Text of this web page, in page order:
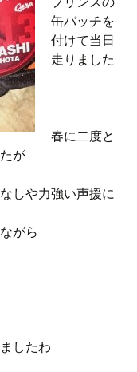
缶バッチを
付けて当日
走りました
春に二度と
が
しや力強い声援に
がら
したわ